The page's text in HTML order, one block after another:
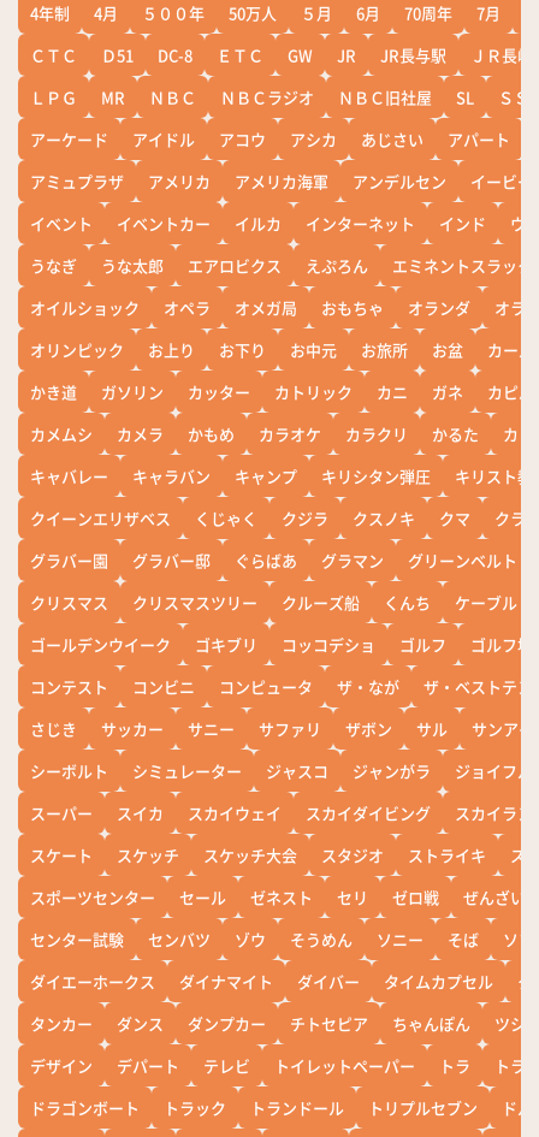
4年制
4月 ５００年 50万人 ５月 6月 70周年 7月
ＣＴＣ
Ｄ51 DC-8 ＥＴＣ GW JR JR長与駅
ＪＲ長崎
ＬＰＧ
MR ＮＢＣ ＮＢＣラジオ ＮＢＣ旧社屋 SL
ＳＳ
アーケード
アイドル アコウ アシカ あじさい アパート
アミュプラザ
アメリカ アメリカ海軍 アンデルセン
イービー
イベント
イベントカー イルカ インターネット インド
ウ
うなぎ
うな太郎 エアロビクス えぷろん
エミネントスラック
オイルショック
オペラ オメガ局 おもちゃ オランダ
オラ
オリンピック
お上り お下り お中元 お旅所 お盆
カー
かき道
ガソリン カッター カトリック カニ ガネ
カピバ
カメムシ
カメラ かもめ カラオケ カラクリ かるた
カレ
キャバレー
キャラバン キャンプ キリシタン弾圧
キリスト教
クイーンエリザベス
くじゃく クジラ クスノキ クマ
クラ
グラバー園
グラバー邸 ぐらばあ グラマン
グリーンベルト
クリスマス
クリスマスツリー クルーズ船 くんち
ケーブル
ゴールデンウイーク
ゴキブリ コッコデショ ゴルフ
ゴルフ場
コンテスト
コンビニ コンピュータ ザ・なが
ザ・ベストテン
さじき
サッカー サニー サファリ ザボン サル
サンアイ
シーボルト
シミュレーター ジャスコ ジャンがラ
ジョイフル
スーパー
スイカ スカイウェイ スカイダイビング
スカイラン
スケート
スケッチ スケッチ大会 スタジオ ストライキ
ス
スポーツセンター
セール ゼネスト セリ ゼロ戦
ぜんざい
センター試験
センバツ ゾウ そうめん ソニー そば
ソ
ダイエーホークス
ダイナマイト ダイバー タイムカプセル
タ
タンカー
ダンス ダンプカー チトセピア ちゃんぽん
ツシ
デザイン
デパート テレビ トイレットペーパー トラ
トラ
ドラゴンボート
トラック トランドール トリプルセブン
ド